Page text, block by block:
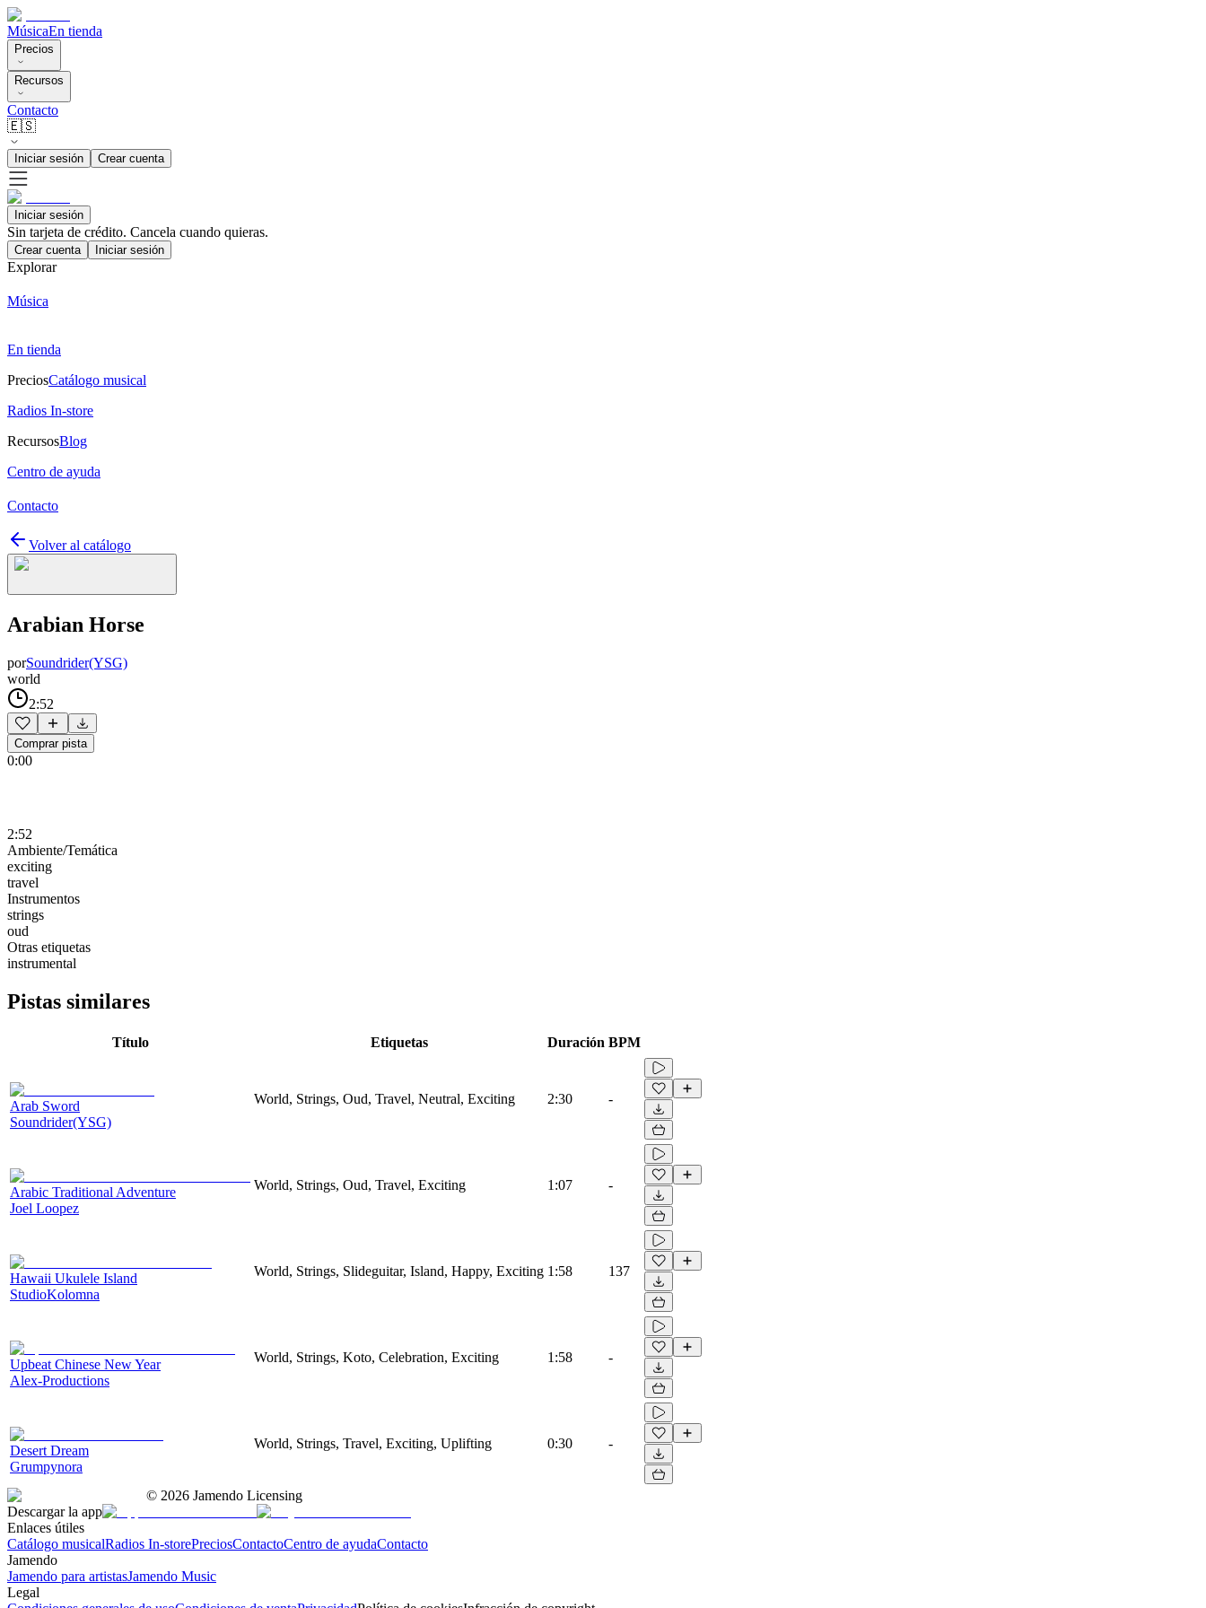
MúsicaEn tienda
Precios
Recursos
Contacto
🇪🇸
Iniciar sesión Crear cuenta
Iniciar sesión
Sin tarjeta de crédito. Cancela cuando quieras.
Crear cuenta Iniciar sesión
Explorar
Música
En tienda
PreciosCatálogo musical
Radios In-store
RecursosBlog
Centro de ayuda
Contacto
Volver al catálogo
Arabian Horse
porSoundrider(YSG)
world
2:52
Comprar pista
0:00
2:52
Ambiente/Temática
exciting
travel
Instrumentos
strings
oud
Otras etiquetas
instrumental
Pistas similares
Título Etiquetas Duración BPM
Arab Sword
Soundrider(YSG)
World, Strings, Oud, Travel, Neutral, Exciting 2:30 -
Arabic Traditional Adventure
Joel Loopez
World, Strings, Oud, Travel, Exciting 1:07 -
Hawaii Ukulele Island
StudioKolomna
World, Strings, Slideguitar, Island, Happy, Exciting 1:58 137
Upbeat Chinese New Year
Alex-Productions
World, Strings, Koto, Celebration, Exciting 1:58 -
Desert Dream
Grumpynora
World, Strings, Travel, Exciting, Uplifting 0:30 -
© 2026 Jamendo Licensing
Descargar la app
Enlaces útiles
Catálogo musicalRadios In-storePreciosContactoCentro de ayudaContacto
Jamendo
Jamendo para artistasJamendo Music
Legal